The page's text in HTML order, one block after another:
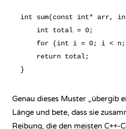
int sum(const int* arr,
    int total = 0;
for (int i = 0; i <
    return total;
Genau dieses Muster „übergib
Länge und bete, dass sie
Reibung, die den meisten C++-